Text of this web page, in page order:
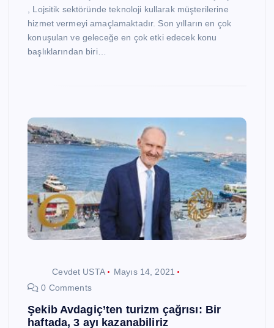
, Lojsitik sektöründe teknoloji kullarak müşterilerine
hizmet vermeyi amaçlamaktadır. Son yılların en çok
konuşulan ve geleceğe en çok etki edecek konu
başlıklarından biri…
Cevdet USTA
Mayıs 14, 2021
0 Comments
Şekib Avdagiç’ten turizm çağrısı: Bir
haftada, 3 ayı kazanabiliriz